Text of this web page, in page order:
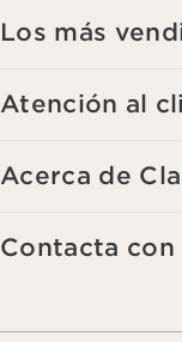
aparece en cada
sobre la gestión de
Los más
Atención al
Acerca de
Contacta